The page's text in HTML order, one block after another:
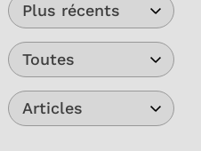
Plus récents
Toutes
Articles